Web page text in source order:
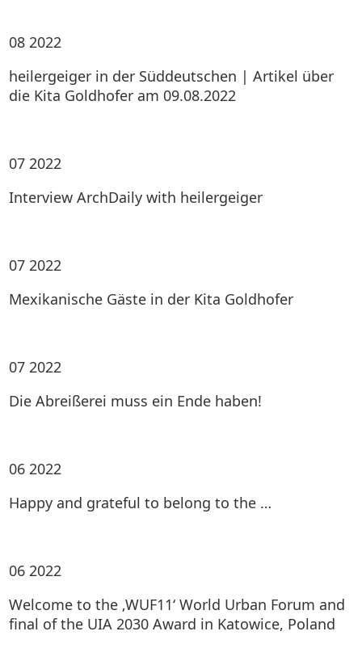
08 2022
heilergeiger in der Süddeutschen | Artikel über
die Kita Goldhofer am 09.08.2022
07 2022
Interview ArchDaily with heilergeiger
07 2022
Mexikanische Gäste in der Kita Goldhofer
07 2022
Die Abreißerei muss ein Ende haben!
06 2022
Happy and grateful to belong to the …
06 2022
Welcome to the ‚WUF11‘ World Urban Forum and
final of the UIA 2030 Award in Katowice, Poland